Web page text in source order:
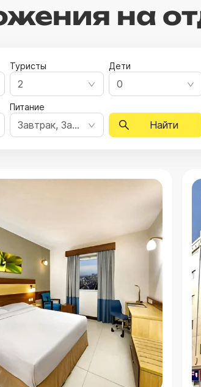
на
Туристы
2
Дети
0
Питание
Завтрак, Завтрак, ужин, Полный пансион, Все включено, Ультра все включено Найти